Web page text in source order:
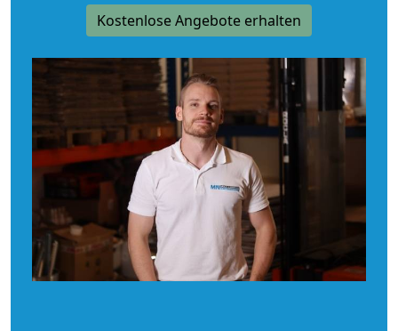
Kostenlose Angebote erhalten